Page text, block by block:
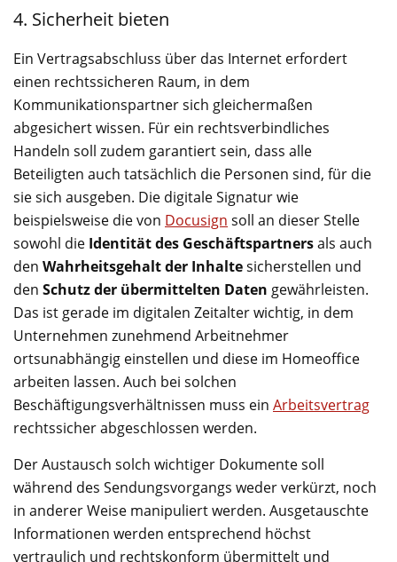
4. Sicherheit bieten
Ein Vertragsabschluss über das Internet erfordert
einen rechtssicheren Raum, in dem
Kommunikationspartner sich gleichermaßen
abgesichert wissen. Für ein rechtsverbindliches
Handeln soll zudem garantiert sein, dass alle
Beteiligten auch tatsächlich die Personen sind, für die
sie sich ausgeben. Die digitale Signatur wie
beispielsweise die von Docusign soll an dieser Stelle
sowohl die Identität des Geschäftspartnersals auch
den Wahrheitsgehalt der Inhaltesicherstellen und
den Schutz der übermittelten Daten gewährleisten.
Das ist gerade im digitalen Zeitalter wichtig, in dem
Unternehmen zunehmend Arbeitnehmer
ortsunabhängig einstellen und diese im Homeoffice
arbeiten lassen. Auch bei solchen
Beschäftigungsverhältnissen muss ein Arbeitsvertrag
rechtssicher abgeschlossen werden.
Der Austausch solch wichtiger Dokumente soll
während des Sendungsvorgangs weder verkürzt, noch
in anderer Weise manipuliert werden. Ausgetauschte
Informationen werden entsprechend höchst
vertraulich und rechtskonform übermittelt und